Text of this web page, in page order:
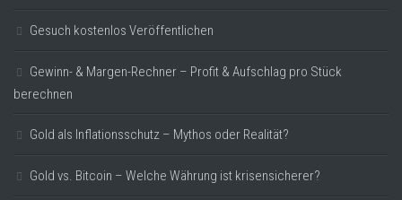
Gesuch kostenlos Veröffentlichen
Gewinn- & Margen-Rechner – Profit & Aufschlag pro Stück
berechnen
Gold als Inflationsschutz – Mythos oder Realität?
Gold vs. Bitcoin – Welche Währung ist krisensicherer?